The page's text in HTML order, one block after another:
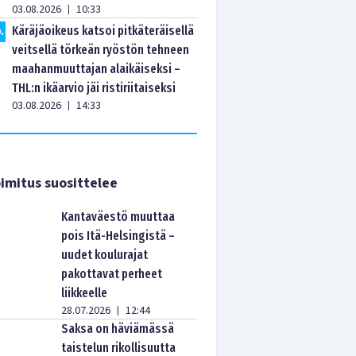
03.08.2026 | 10:33
.
Käräjäoikeus katsoi pitkäteräisellä
veitsellä törkeän ryöstön tehneen
maahanmuuttajan alaikäiseksi –
THL:n ikäarvio jäi ristiriitaiseksi
03.08.2026 | 14:33
suosittelee
Kantaväestö muuttaa
pois Itä-Helsingistä –
uudet koulurajat
pakottavat perheet
liikkeelle
28.07.2026 | 12:44
Saksa on häviämässä
taistelun rikollisuutta